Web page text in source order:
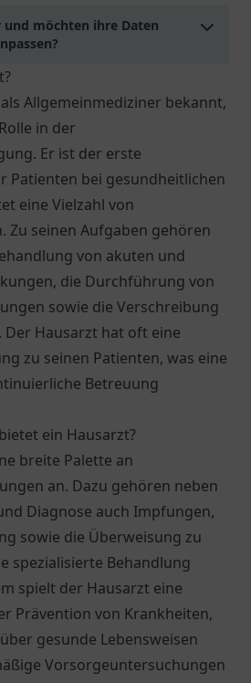
und möchten ihre Daten
Allgemeinmediziner bekannt,
in der
Er ist der erste
Patienten bei gesundheitlichen
eine Vielzahl von
Zu seinen Aufgaben gehören
von akuten und
die Durchführung von
sowie die Verschreibung
Hausarzt hat oft eine
zu seinen Patienten, was eine
Betreuung
ein Hausarzt?
breite Palette an
an. Dazu gehören neben
Diagnose auch Impfungen,
sowie die Überweisung zu
spezialisierte Behandlung
spielt der Hausarzt eine
Prävention von Krankheiten,
gesunde Lebensweisen
Vorsorgeuntersuchungen